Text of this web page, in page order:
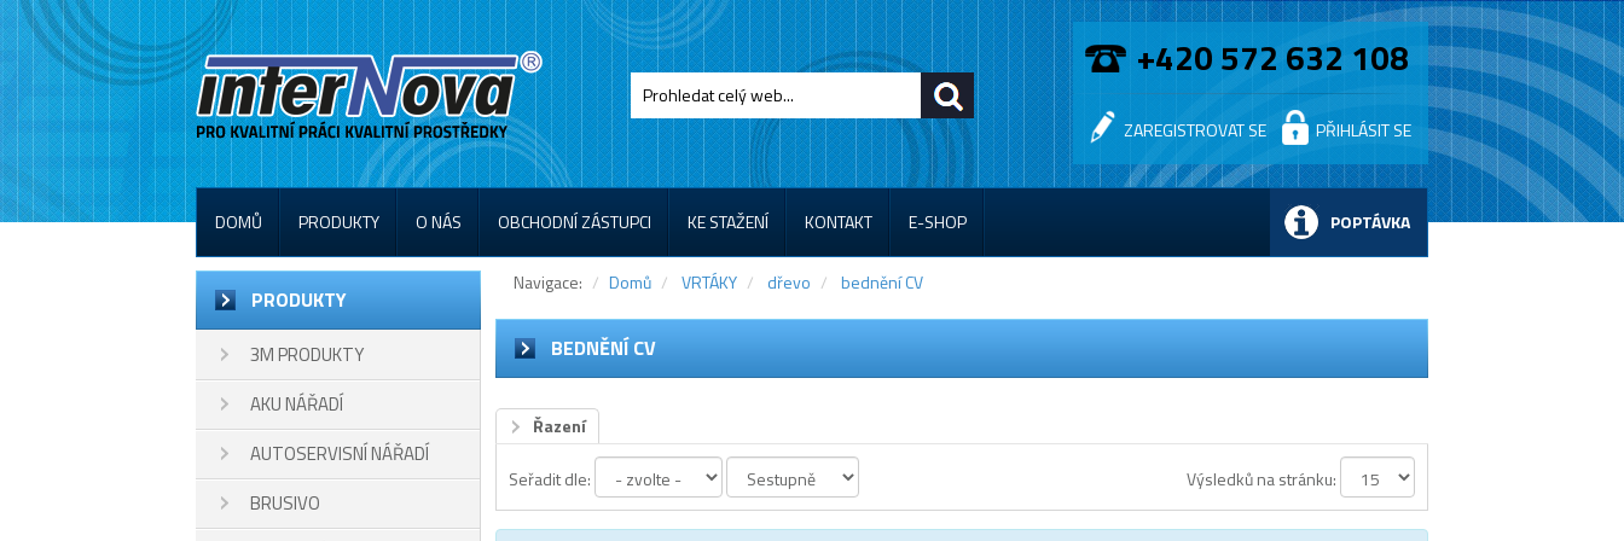
+420 572 632 108
ZAREGISTROVAT SE PŘIHLÁSIT SE
DOMŮ PRODUKTY O NÁS OBCHODNÍ ZÁSTUPCI KE STAŽENÍ KONTAKT E-SHOP POPTÁVKA
PRODUKTY
3M PRODUKTY
AKU NÁŘADÍ
AUTOSERVISNÍ NÁŘADÍ
BRUSIVO
Navigace: Domů VRTÁKY dřevo bednění CV
BEDNĚNÍ CV
Řazení
Seřadit dle: Výsledků na stránku: